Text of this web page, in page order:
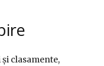
clasamente,